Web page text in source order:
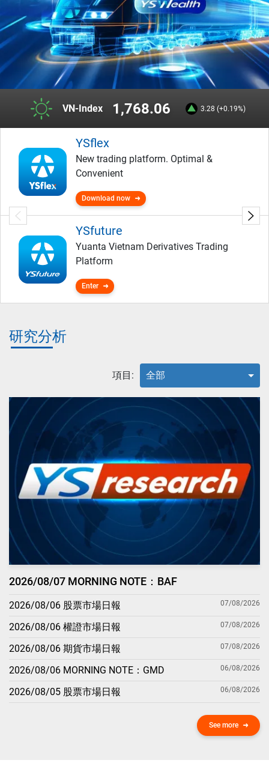
VN-Index 1,768.06 3.28 (+0.19%)
YSflex
New trading platform. Optimal &
Convenient
Download now
YSfuture
Yuanta Vietnam Derivatives Trading
Platform
Enter
研究分析
項目: 全部
2026/08/07 MORNING NOTE：BAF
2026/08/06 股票市場日報 07/08/2026
2026/08/06 權證市場日報 07/08/2026
2026/08/06 期貨市場日報 07/08/2026
2026/08/06 MORNING NOTE：GMD 06/08/2026
2026/08/05 股票市場日報 06/08/2026
See more